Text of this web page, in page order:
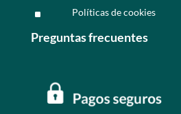
^ Políticas de cookies
Preguntas frecuentes